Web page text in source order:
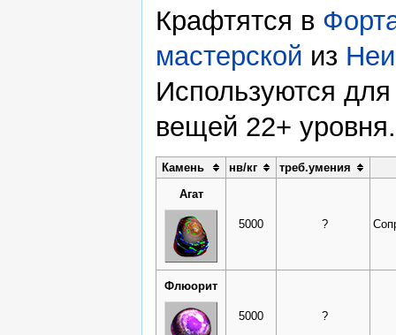
Крафтятся в
мастерской из
Используются
вещей 22+ уровня.
Камень нв/кг треб.умения
Агат
5000 ?
Флюорит
5000 ?